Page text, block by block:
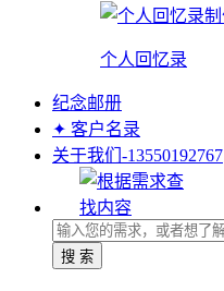
个人回忆录
纪念邮册
✦ 客户名录
关于我们-13550192767